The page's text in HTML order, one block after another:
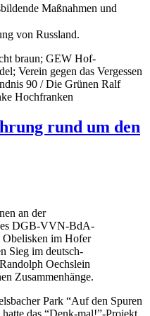
Maßnahmen und
von Russland.
braun; GEW Hof-
Verein gegen das Vergessen
90 / Die Grünen Ralf
Hochfranken
rund um den
an der
DGB-VVN-BdA-
Obelisken im Hofer
Sieg im deutsch-
Oechslein
Zusammenhänge.
Park “Auf den Spuren